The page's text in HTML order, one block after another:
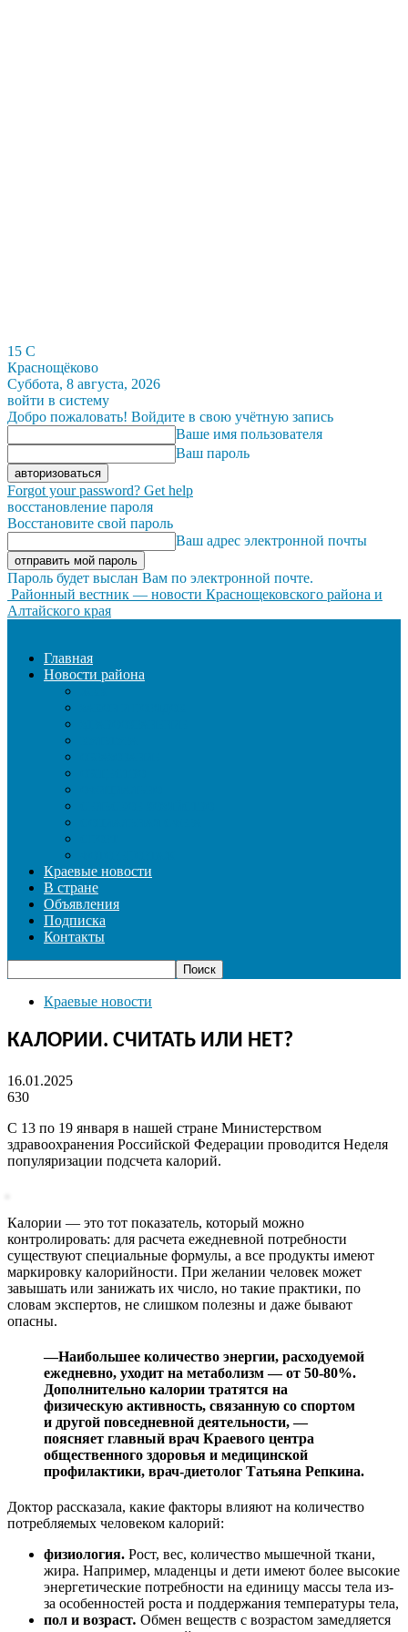
15 C
Краснощёково
Суббота, 8 августа, 2026
войти в систему
Добро пожаловать! Войдите в свою учётную запись
Ваше имя пользователя
Ваш пароль
Forgot your password? Get help
восстановление пароля
Восстановите свой пароль
Ваш адрес электронной почты
Пароль будет выслан Вам по электронной почте.
Районный вестник — новости Краснощековского района и
Алтайского края
Главная
Новости района
Краевые новости
В стране
Объявления
Подписка
Контакты
Краевые новости
КАЛОРИИ. СЧИТАТЬ ИЛИ НЕТ?
16.01.2025
630
С 13 по 19 января в нашей стране Министерством
здравоохранения Российской Федерации проводится Неделя
популяризации подсчета калорий.
Калории — это тот показатель, который можно
контролировать: для расчета ежедневной потребности
существуют специальные формулы, а все продукты имеют
маркировку калорийности. При желании человек может
завышать или занижать их число, но такие практики, по
словам экспертов, не слишком полезны и даже бывают
опасны.
—Наибольшее количество энергии, расходуемой
ежедневно, уходит на метаболизм — от 50-80%.
Дополнительно калории тратятся на
физическую активность, связанную со спортом
и другой повседневной деятельности, —
поясняет главный врач Краевого центра
общественного здоровья и медицинской
профилактики, врач-диетолог Татьяна Репкина.
Доктор рассказала, какие факторы влияют на количество
потребляемых человеком калорий:
физиология. Рост, вес, количество мышечной ткани,
жира. Например, младенцы и дети имеют более высокие
энергетические потребности на единицу массы тела из-
за особенностей роста и поддержания температуры тела,
пол и возраст. Обмен веществ с возрастом замедляется